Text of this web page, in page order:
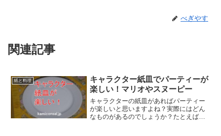
べぎやす
関連記事
紙と料理
キャラクター紙皿でパーティーが
楽しい！マリオやスヌーピー
キャラクターの紙皿があればパーティー
が楽しいと思いますよね？実際にはどん
なものがあるのでしょうか？たとえばス